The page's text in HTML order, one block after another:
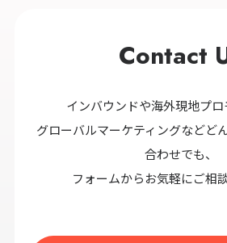
Contact
インバウンドや海外現地プロ
グローバルマーケティングなどど
合わせでも、
フォームからお気軽にご相